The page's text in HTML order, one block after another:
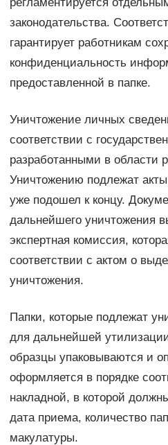
законодательства.
гарантирует работникам
конфиденциальность
предоставленной в папке.
Уничтожение личных
соответствии с
разработанными в области
Уничтожению подлежат
уже подошел к концу.
дальнейшего уничтожения
экспертная комиссия,
соответствии с актом о
уничтожения.
Папки, которые подлежат
для дальнейшей
образцы упаковываются и
оформляется в порядке
накладной, в которой
дата приема, количество
макулатуры.